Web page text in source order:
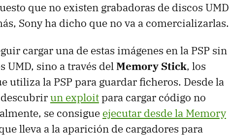
que no existen grabadoras de discos UMD
Sony ha dicho que no va a comercializarlas.
cargar una de estas imágenes en la PSP sin
UMD, sino a través delMemory Stick, los
utiliza la PSP para guardar ficheros. Desde la
descubrirun exploitpara cargar código no
se consigue ejecutar desde la Memory
lleva a la aparición de cargadores para